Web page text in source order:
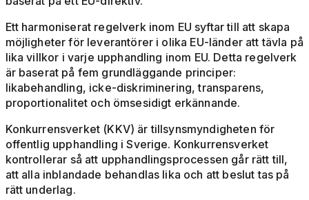
Ett harmoniserat regelverk inom EU syftar till att skapa
möjligheter för leverantörer i olika EU-länder att tävla på
lika villkor i varje upphandling inom EU. Detta regelverk
är baserat på fem grundläggande principer:
likabehandling, icke-diskriminering, transparens,
proportionalitet och ömsesidigt erkännande.
Konkurrensverket (KKV) är tillsynsmyndigheten för
offentlig upphandling i Sverige. Konkurrensverket
kontrollerar så att upphandlingsprocessen går rätt till,
att alla inblandade behandlas lika och att beslut tas på
rätt underlag.